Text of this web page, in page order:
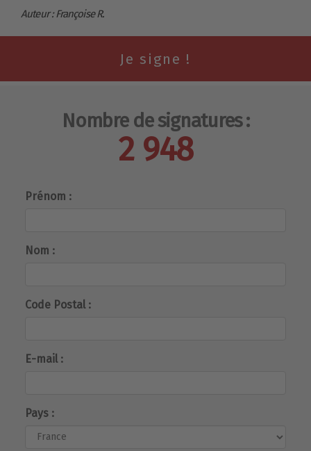
Auteur : Françoise R.
Nombre de signatures :
2 948
Prénom :
Nom :
Code Postal :
E-mail :
Pays :